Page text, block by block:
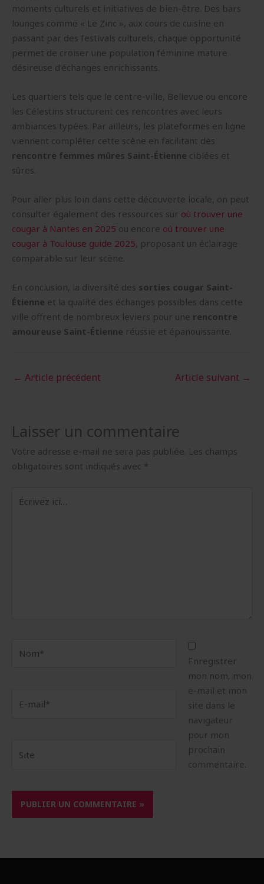
moments culturels et initiatives de bien-être. Des bars
lounges comme « Le Zinc », aux cours de cuisine en
passant par des festivals culturels, chaque opportunité
permet de croiser une population féminine mature
désireuse d’échanges enrichissants.
Les quartiers tels que le centre-ville, Bellevue ou encore
les Célestins structurent ces rencontres avec leurs
ambiances typées. Par ailleurs, les plateformes en ligne
viennent compléter cette scène en facilitant des
rencontre femmes mûres Saint-Étienne ciblées et
sûres.
Pour aller plus loin dans cette découverte locale, on peut
consulter également des ressources sur où trouver une
cougar à Nantes en 2025 ou encore où trouver une
cougar à Toulouse guide 2025 , proposant un éclairage
comparable sur leur scène.
En conclusion, la diversité des sorties cougar Saint-
Étienne et la qualité des échanges possibles dans cette
ville offrent de nombreux leviers pour une rencontre
amoureuse Saint-Étienne réussie et épanouissante.
← Article précédent Article suivant →
Laisser un commentaire
Votre adresse e-mail ne sera pas publiée. Les champs
obligatoires sont indiqués avec *
ici…
mail*
Enregistrer
mon nom, mon
e-mail et mon
site dans le
navigateur
pour mon
prochain
commentaire.